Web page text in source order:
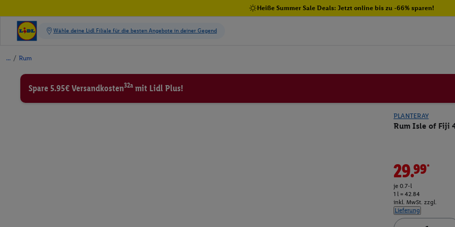
Heiße Summer Sale Deals: Jetzt online bis zu -66% sparen!
/ Rum
Spare 5.95€ Versandkosten32a mit Lidl Plus!
PLANTERAY
Rum Isle of Fiji
29.99*
je 0.7-l
1 l = 42.84
inkl. MwSt. zzgl.
Lieferung